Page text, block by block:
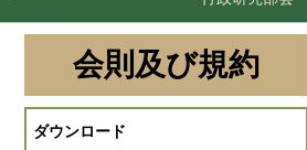
会則及び規約
ダウンロード